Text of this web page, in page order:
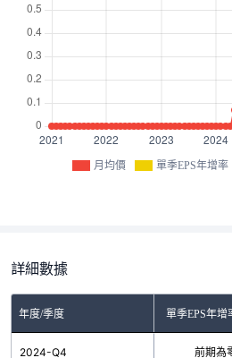
月均價 單季EPS年增率
詳細數據
年度/季度 單季EPS年增
2024-Q4 前期為